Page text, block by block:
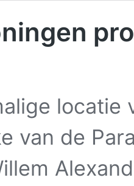
van de